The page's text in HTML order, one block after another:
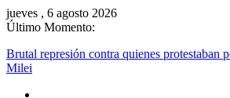
jueves , 6 agosto 2026
Último Momento:
Brutal represión contra quienes protestaban
Milei